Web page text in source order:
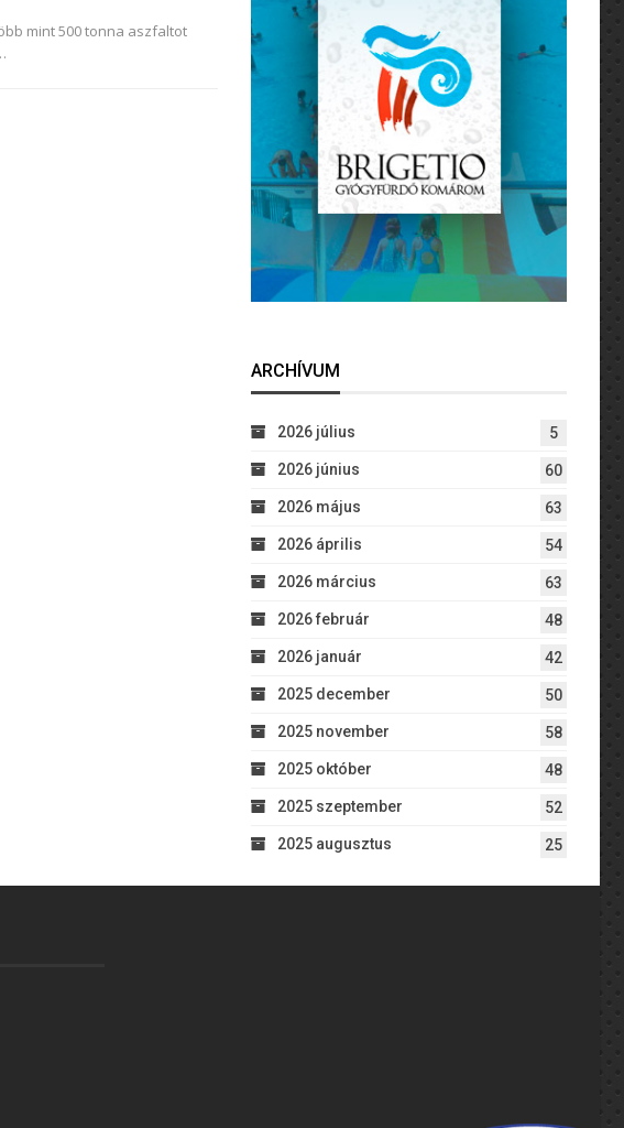
mint 500 tonna aszfaltot
ARCHÍVUM
2026 július 5
2026 június 60
2026 május 63
2026 április 54
2026 március 63
2026 február 48
2026 január 42
2025 december 50
2025 november 58
2025 október 48
2025 szeptember 52
2025 augusztus 25